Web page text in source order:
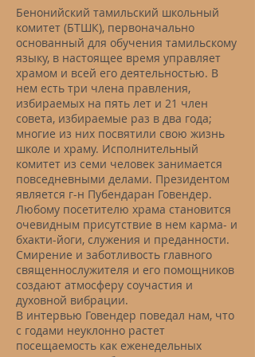
Бенонийский тамильский школьный
комитет (БТШК), первоначально
основанный для обучения тамильскому
языку, в настоящее время управляет
храмом и всей его деятельностью. В
нем есть три члена правления,
избираемых на пять лет и 21 член
совета, избираемые раз в два года;
многие из них посвятили свою жизнь
школе и храму. Исполнительный
комитет из семи человек занимается
повседневными делами. Президентом
является г-н Пубендаран Говендер.
Любому посетителю храма становится
очевидным присутствие в нем карма- и
бхакти-йоги, служения и преданности.
Смирение и заботливость главного
священнослужителя и его помощников
создают атмосферу соучастия и
духовной вибрации.
В интервью Говендер поведал нам, что
с годами неуклонно растет
посещаемость как еженедельных